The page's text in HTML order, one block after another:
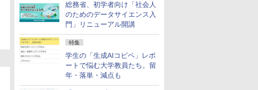
総務省、初学者向け「社会人
のためのデータサイエンス入
門」リニューアル開講
特集
学生の「生成AIコピペ」レポ
ートで悩む大学教員たち。留
年・落単・減点も